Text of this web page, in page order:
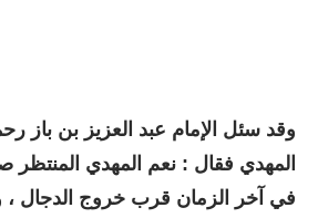
وقد سئل الإمام عبد العزيز بن باز
المهدي فقال : نعم المهدي
في آخر الزمان قرب خروج الدجال